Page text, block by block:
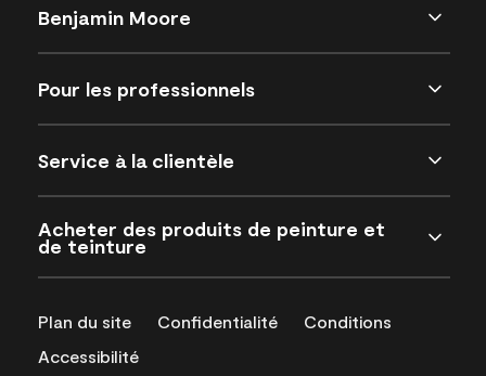
Benjamin Moore
Pour les professionnels
Service à la clientèle
Acheter des produits de peinture et
de teinture
Plan du site Confidentialité
Conditions
Accessibilité